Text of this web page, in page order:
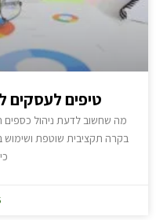
טיפים לעסקים
מה שחשוב לדעת ניהול כספים
בקרה תקציבית שוטפת ושימוש